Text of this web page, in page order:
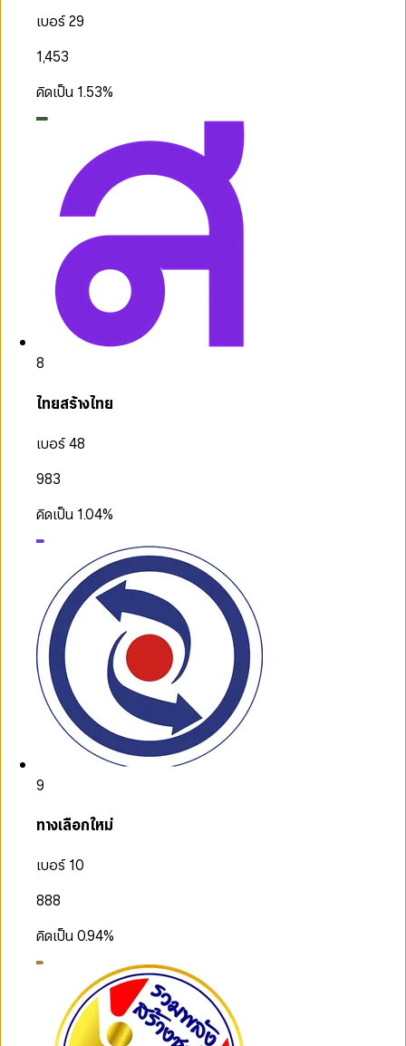
เบอร์ 29
1,453
คิดเป็น 1.53%
8
ไทยสร้างไทย
เบอร์ 48
983
คิดเป็น 1.04%
9
ทางเลือกใหม่
เบอร์ 10
888
คิดเป็น0.94%